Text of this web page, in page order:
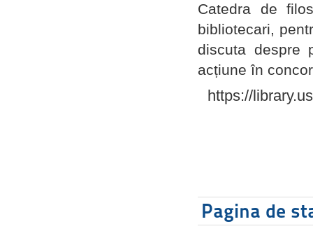
Catedra de
bibliotecari,
discuta despre
acțiune în
https://
Pagina de